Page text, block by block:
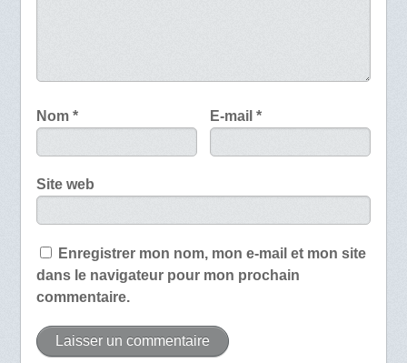
Nom * E-mail*
Site web
Enregistrer mon nom, mon e-mail et mon site
dans le navigateur pour mon prochain
commentaire.